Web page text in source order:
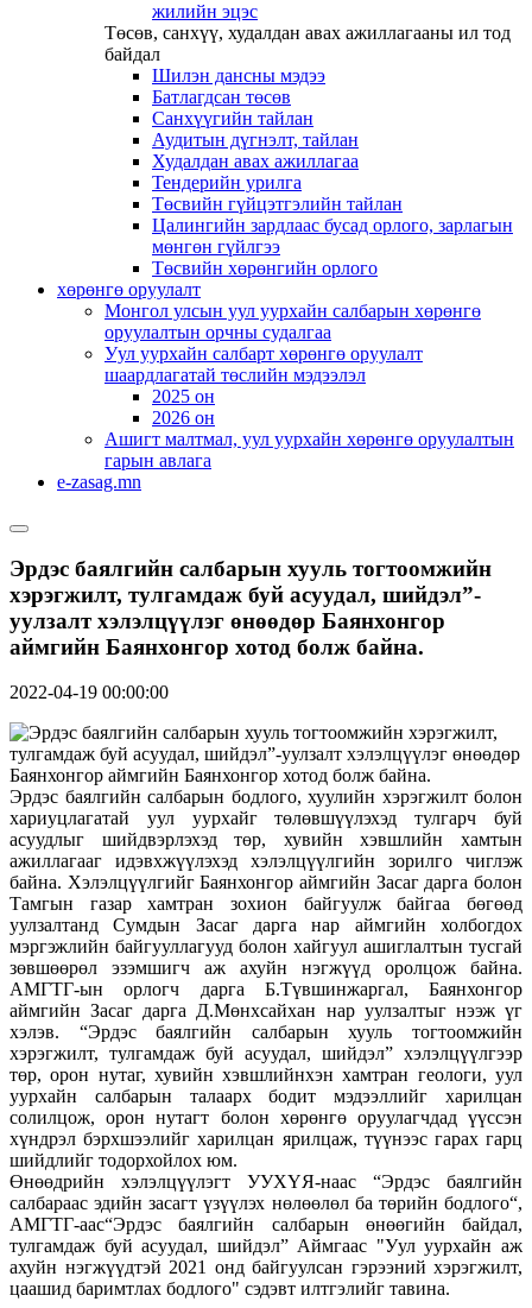
жилийн эцэс
Төсөв, санхүү, худалдан авах ажиллагааны ил тод
байдал
Шилэн дансны мэдээ
Батлагдсан төсөв
Санхүүгийн тайлан
Аудитын дүгнэлт, тайлан
Худалдан авах ажиллагаа
Тендерийн урилга
Төсвийн гүйцэтгэлийн тайлан
Цалингийн зардлаас бусад орлого, зарлагын
мөнгөн гүйлгээ
Төсвийн хөрөнгийн орлого
хөрөнгө оруулалт
Монгол улсын уул уурхайн салбарын хөрөнгө
оруулалтын орчны судалгаа
Уул уурхайн салбарт хөрөнгө оруулалт
шаардлагатай төслийн мэдээлэл
2025 он
2026 он
Ашигт малтмал, уул уурхайн хөрөнгө оруулалтын
гарын авлага
e-zasag.mn
Эрдэс баялгийн салбарын хууль тогтоомжийн
хэрэгжилт, тулгамдаж буй асуудал, шийдэл”-
уулзалт хэлэлцүүлэг өнөөдөр Баянхонгор
аймгийн Баянхонгор хотод болж байна.
2022-04-19 00:00:00
Эрдэс баялгийн салбарын бодлого, хуулийн хэрэгжилт болон
хариуцлагатай уул уурхайг төлөвшүүлэхэд тулгарч буй
асуудлыг шийдвэрлэхэд төр, хувийн хэвшлийн хамтын
ажиллагааг идэвхжүүлэхэд хэлэлцүүлгийн зорилго чиглэж
байна. Хэлэлцүүлгийг Баянхонгор аймгийн Засаг дарга болон
Тамгын газар хамтран зохион байгуулж байгаа бөгөөд
уулзалтанд Сумдын Засаг дарга нар аймгийн холбогдох
мэргэжлийн байгууллагууд болон хайгуул ашиглалтын тусгай
зөвшөөрөл эзэмшигч аж ахуйн нэгжүүд оролцож байна.
АМГТГ-ын орлогч дарга Б.Түвшинжаргал, Баянхонгор
аймгийн Засаг дарга Д.Мөнхсайхан нар уулзалтыг нээж үг
хэлэв. “Эрдэс баялгийн салбарын хууль тогтоомжийн
хэрэгжилт, тулгамдаж буй асуудал, шийдэл” хэлэлцүүлгээр
төр, орон нутаг, хувийн хэвшлийнхэн хамтран геологи, уул
уурхайн салбарын талаарх бодит мэдээллийг харилцан
солилцож, орон нутагт болон хөрөнгө оруулагчдад үүссэн
хүндрэл бэрхшээлийг харилцан ярилцаж, түүнээс гарах гарц
шийдлийг тодорхойлох юм.
Өнөөдрийн хэлэлцүүлэгт УУХҮЯ-наас “Эрдэс баялгийн
салбараас эдийн засагт үзүүлэх нөлөөлөл ба төрийн бодлого“,
АМГТГ-аас“Эрдэс баялгийн салбарын өнөөгийн байдал,
тулгамдаж буй асуудал, шийдэл” Аймгаас "Уул уурхайн аж
ахуйн нэгжүүдтэй 2021 онд байгуулсан гэрээний хэрэгжилт,
цаашид баримтлах бодлого" сэдэвт илтгэлийг тавина.